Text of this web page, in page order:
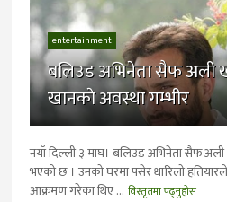
entertainment
बलिउड अभिनेता सैफ अली
खानकाे अवस्था गम्भीर
नयाँ दिल्ली ३ माघ। बलिउड अभिनेता सैफ
भएको छ । उनको घरमा पसेर धारिलो
आक्रमण गरेका थिए ... विस्तृतमा पढ्नुहोस